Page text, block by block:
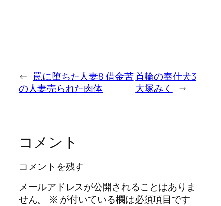
← 罠に堕ちた人妻8 借金苦
の人妻売られた肉体
首輪の奉仕犬3
大塚みく
→
コメント
コメントを残す
メールアドレスが公開されることはありま
せん。
※ が付いている欄は必須項目です